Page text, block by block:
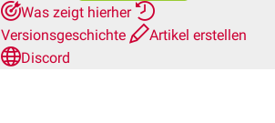
Was zeigt hierher
Versionsgeschichte
Artikel erstellen
Discord